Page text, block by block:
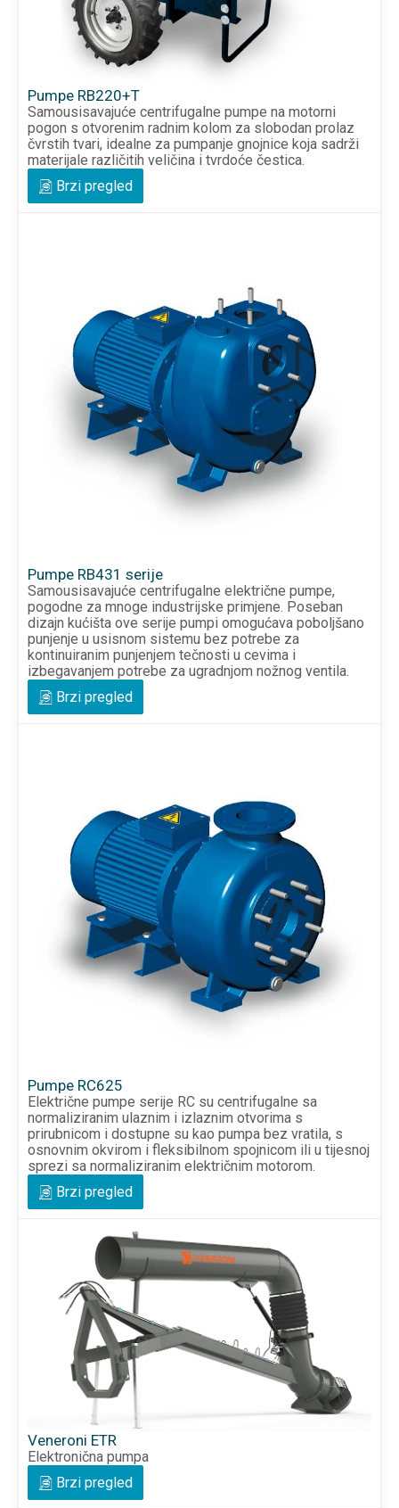
Pumpe RB220+T
Samousisavajuće centrifugalne pumpe na motorni
pogon s otvorenim radnim kolom za slobodan prolaz
čvrstih tvari, idealne za pumpanje gnojnice koja sadrži
materijale različitih veličina i tvrdoće čestica.
Brzi pregled
Pumpe RB431 serije
Samousisavajuće centrifugalne električne pumpe,
pogodne za mnoge industrijske primjene. Poseban
dizajn kućišta ove serije pumpi omogućava poboljšano
punjenje u usisnom sistemu bez potrebe za
kontinuiranim punjenjem tečnosti u cevima i
izbegavanjem potrebe za ugradnjom nožnog ventila.
Brzi pregled
Pumpe RC625
Električne pumpe serije RC su centrifugalne sa
normaliziranim ulaznim i izlaznim otvorima s
prirubnicom i dostupne su kao pumpa bez vratila, s
osnovnim okvirom i fleksibilnom spojnicom ili u tijesnoj
sprezi sa normaliziranim električnim motorom.
Brzi pregled
Veneroni ETR
Elektronična pumpa
Brzi pregled